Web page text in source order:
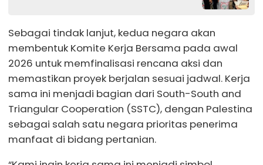
Sebagai tindak lanjut, kedua negara akan
membentuk Komite Kerja Bersama pada awal
2026 untuk memfinalisasi rencana aksi dan
memastikan proyek berjalan sesuai jadwal. Kerja
sama ini menjadi bagian dari South-South and
Triangular Cooperation (SSTC), dengan Palestina
sebagai salah satu negara prioritas penerima
manfaat di bidang pertanian.